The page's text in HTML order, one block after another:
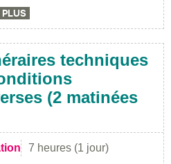
techniques
(2 matinées
7 heures (1 jour)